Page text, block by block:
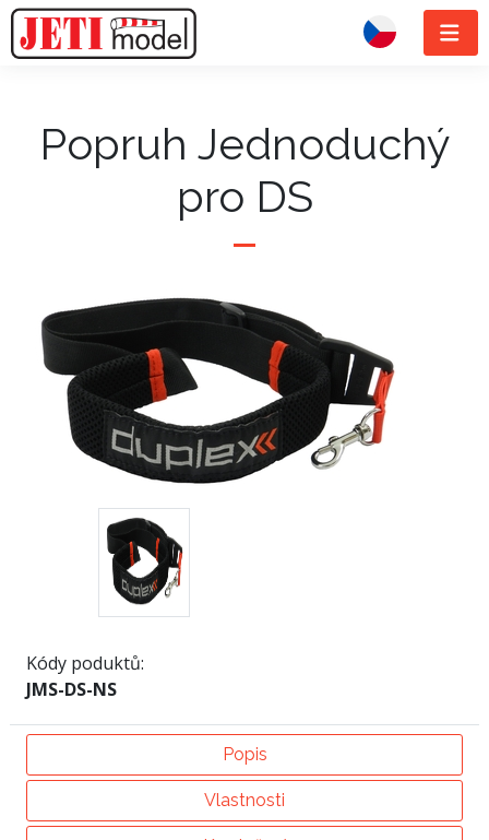
Popruh Jednoduchý
pro DS
Kódy poduktů:
JMS-DS-NS
Popis
Vlastnosti